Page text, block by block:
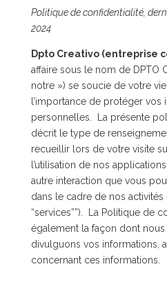
Politique de confidentialité,
2024
Dpto Creativo (entreprise
affaire sous le nom de DPTO
notre ») se soucie de votre
l’importance de protéger vos
personnelles. La présente
décrit le type de
recueillir lors de votre visite
l’utilisation de nos
autre interaction que vous
dans le cadre de nos
“services””). La Politique de
également la façon dont
divulguons vos informations,
concernant ces informations.